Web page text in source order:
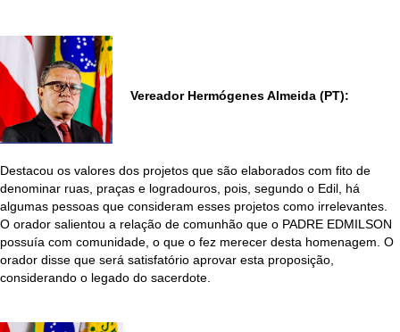
Vereador Hermógenes Almeida (PT):
Destacou os valores dos projetos que são elaborados com fito de
denominar ruas, praças e logradouros, pois, segundo o Edil, há
algumas pessoas que consideram esses projetos como irrelevantes.
O orador salientou a relação de comunhão que o PADRE EDMILSON
possuía com comunidade, o que o fez merecer desta homenagem. O
orador disse que será satisfatório aprovar esta proposição,
considerando o legado do sacerdote.